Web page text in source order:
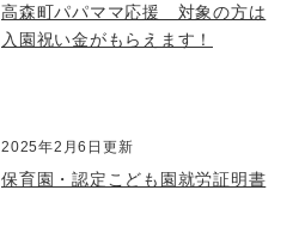
高森町パパママ応援 対象の方は
入園祝い金がもらえます！
2025年2月6日更新
保育園・認定こども園就労証明書